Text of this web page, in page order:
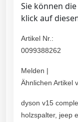
Sie können
klick auf
Artikel Nr.:
0099388262
Melden |
Ähnlichen Artikel
dyson v15
holzspalter, jeep